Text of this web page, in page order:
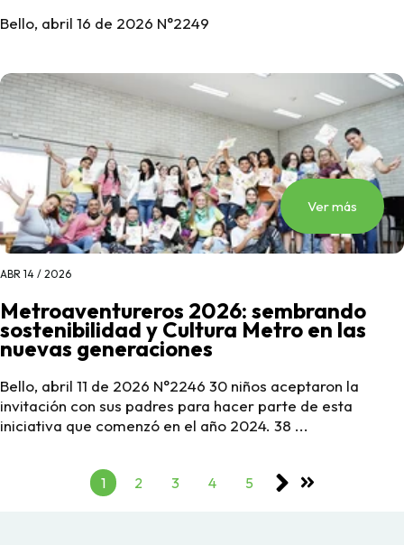
Bello, abril 16 de 2026 N°2249
Ver más
ABR 14 / 2026
Metroaventureros 2026: sembrando
sostenibilidad y Cultura Metro en las
nuevas generaciones
Bello, abril 11 de 2026 N°2246 30 niños aceptaron la
invitación con sus padres para hacer parte de esta
iniciativa que comenzó en el año 2024. 38 ...
1 2 3 4 5